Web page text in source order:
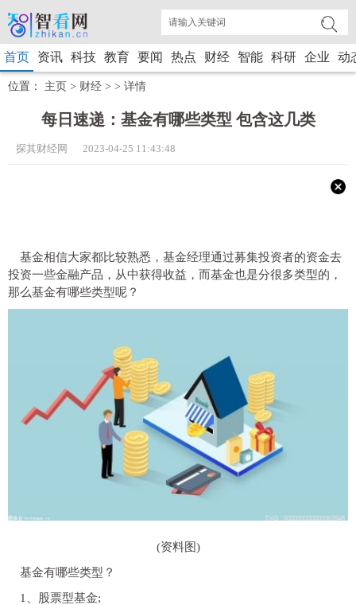
首页 资讯 科技 教育 要闻 热点 财经 智能 科研 企业 动
位置： 主页 > 财经 > > 详情
每日速递：基金有哪些类型 包含这几类
探其财经网 2023-04-25 11:43:48
基金相信大家都比较熟悉，基金经理通过募集投资者的资金去
投资一些金融产品，从中获得收益，而基金也是分很多类型的，
那么基金有哪些类型呢？
(资料图)
基金有哪些类型？
1、股票型基金;